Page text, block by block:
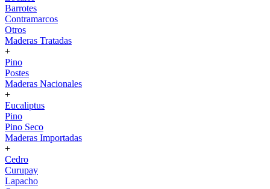
Barrotes
Contramarcos
Otros
Maderas Tratadas
+
Pino
Postes
Maderas Nacionales
+
Eucaliptus
Pino
Pino Seco
Maderas Importadas
+
Cedro
Curupay
Lapacho